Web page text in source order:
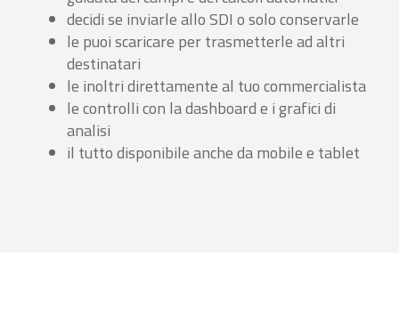
decidi se inviarle allo SDI o solo conservarle
le puoi scaricare per trasmetterle ad altri
destinatari
le inoltri direttamente al tuo commercialista
le controlli con la dashboard e i grafici di
analisi
il tutto disponibile anche da mobile e tablet